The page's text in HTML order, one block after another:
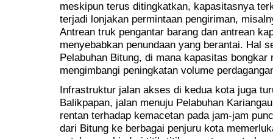
meskipun terus ditingkatkan, kapasitasnya
terjadi lonjakan permintaan pengiriman,
Antrean truk pengantar barang dan antrean
menyebabkan penundaan yang berantai. Hal
Pelabuhan Bitung, di mana kapasitas
mengimbangi peningkatan volume
Infrastruktur jalan akses di kedua kota juga
Balikpapan, jalan menuju Pelabuhan
rentan terhadap kemacetan pada jam-jam
dari Bitung ke berbagai penjuru kota